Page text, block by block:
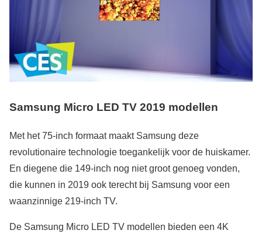
Samsung Micro LED TV 2019 modellen
Met het 75-inch formaat maakt Samsung deze
revolutionaire technologie toegankelijk voor de huiskamer.
En diegene die 149-inch nog niet groot genoeg vonden,
die kunnen in 2019 ook terecht bij Samsung voor een
waanzinnige 219-inch TV.
De Samsung Micro LED TV modellen bieden een 4K